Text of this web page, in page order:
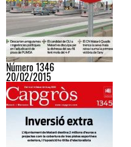
Número 1346
20/02/2015